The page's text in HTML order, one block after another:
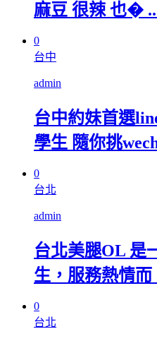
麻豆 很辣 也�
0
台中
admin
台中約妹首選
學生 隨你挑
0
台北
admin
台北美腿OL 是
生，服務熱情而
0
台北